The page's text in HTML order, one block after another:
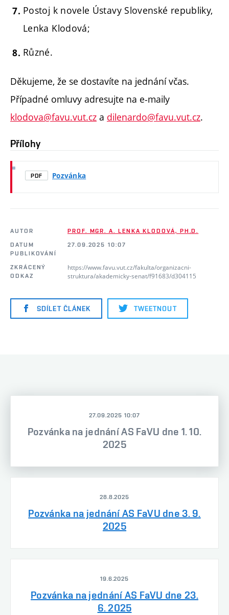
Postoj k novele Ústavy Slovenské republiky,
Lenka Klodová;
Různé.
Děkujeme, že se dostavíte na jednání včas.
Případné omluvy adresujte na e-maily
klodova@favu.vut.cz a dilenardo@favu.vut.cz.
Přílohy
PDF Pozvánka
AUTOR
PROF. MGR. A. LENKA KLODOVÁ, PH.D.
DATUM
PUBLIKOVÁNÍ
27.09.2025 10:07
ZKRÁCENÝ
ODKAZ
https://www.favu.vut.cz/fakulta/organizacni-
struktura/akademicky-senat/f91683/d304115
SDÍLET ČLÁNEK TWEETNOUT
27.09.2025 10:07
Pozvánka na jednání AS FaVU dne 1. 10.
2025
28.8.2025
Pozvánka na jednání AS FaVU dne 3. 9.
2025
19.6.2025
Pozvánka na jednání AS FaVU dne 23.
6. 2025